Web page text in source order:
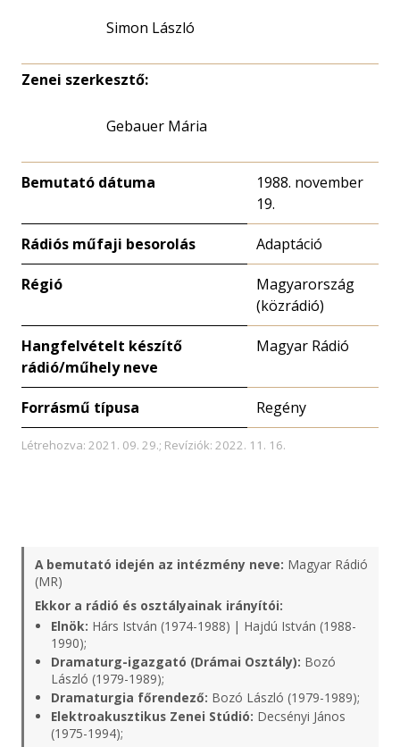
Simon László
Zenei szerkesztő:
Gebauer Mária
Bemutató dátuma
1988. november
19.
Rádiós műfaji besorolás Adaptáció
Régió
Magyarország
(közrádió)
Hangfelvételt készítő
rádió/műhely neve
Magyar Rádió
Forrásmű típusa Regény
Létrehozva: 2021. 09. 29.; Revíziók: 2022. 11. 16.
A bemutató idején az intézmény neve: Magyar Rádió
(MR)
Ekkor a rádió és osztályainak irányítói:
Elnök: Hárs István (1974-1988) | Hajdú István (1988-
1990);
Dramaturg-igazgató (Drámai Osztály): Bozó
László (1979-1989);
Dramaturgia főrendező: Bozó László (1979-1989);
Elektroakusztikus Zenei Stúdió: Decsényi János
(1975-1994);